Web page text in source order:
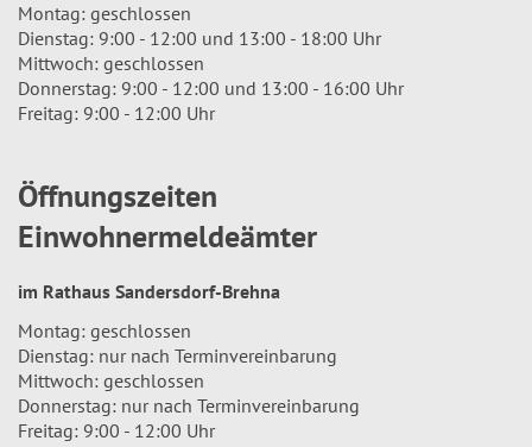
Montag: geschlossen
Dienstag: 9:00 - 12:00 und 13:00 - 18:00 Uhr
Mittwoch: geschlossen
Donnerstag: 9:00 - 12:00 und 13:00 - 16:00 Uhr
Freitag: 9:00 - 12:00 Uhr
Öffnungszeiten
Einwohnermeldeämter
im Rathaus Sandersdorf-Brehna
Montag: geschlossen
Dienstag: nur nach Terminvereinbarung
Mittwoch: geschlossen
Donnerstag: nur nach Terminvereinbarung
Freitag: 9:00 - 12:00 Uhr